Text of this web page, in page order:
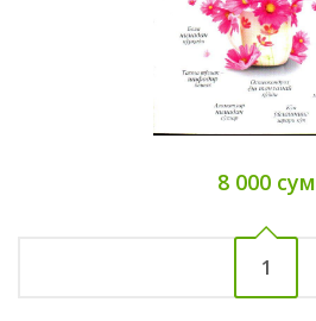
8 000 сум
1